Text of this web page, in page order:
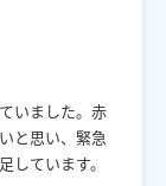
いました。赤
と思い、緊急
しています。